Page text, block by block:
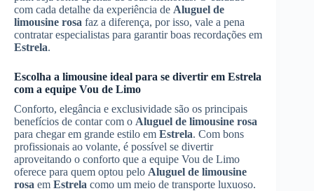
com cada detalhe da experiência de Aluguel de
limousine rosa faz a diferença, por isso, vale a pena
contratar especialistas para garantir boas recordações em
Estrela.
Escolha a limousine ideal para se divertir em Estrela
com a equipe Vou de Limo
Conforto, elegância e exclusividade são os principais
benefícios de contar com o Aluguel de limousine rosa
para chegar em grande estilo em Estrela. Com bons
profissionais ao volante, é possível se divertir
aproveitando o conforto que a equipe Vou de Limo
oferece para quem optou pelo Aluguel de limousine
rosa em Estrela como um meio de transporte luxuoso.